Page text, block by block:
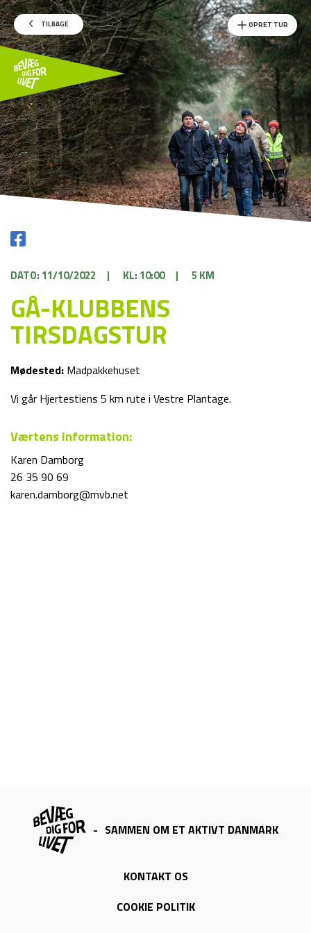
TILBAGE OPRET TUR
DATO: 11/10/2022 | KL: 10:00 | 5 KM
GÅ-KLUBBENS
TIRSDAGSTUR
Mødested: Madpakkehuset
Vi går Hjertestiens 5 km rute i Vestre Plantage.
Værtens information:
Karen Damborg
26 35 90 69
karen.damborg@mvb.net
- SAMMEN OM ET AKTIVT DANMARK
KONTAKT OS
COOKIE POLITIK